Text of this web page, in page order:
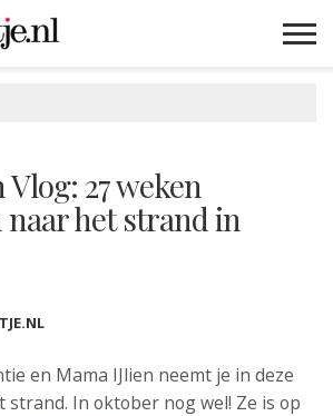
27 weken
naar het strand in
en Mama IJlien neemt je in deze
strand. In oktober nog wel! Ze is op